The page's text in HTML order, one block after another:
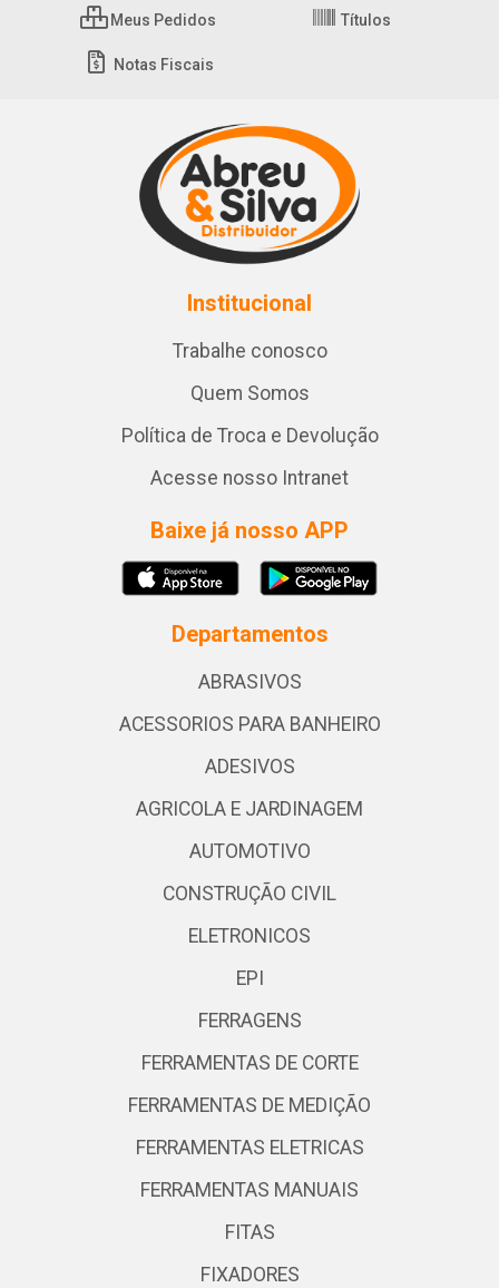
Meus Pedidos Títulos
Notas Fiscais
Institucional
Trabalhe conosco
Quem Somos
Política de Troca e Devolução
Acesse nosso Intranet
Baixe já nosso APP
Departamentos
ABRASIVOS
ACESSORIOS PARA BANHEIRO
ADESIVOS
AGRICOLA E JARDINAGEM
AUTOMOTIVO
CONSTRUÇÃO CIVIL
ELETRONICOS
EPI
FERRAGENS
FERRAMENTAS DE CORTE
FERRAMENTAS DE MEDIÇÃO
FERRAMENTAS ELETRICAS
FERRAMENTAS MANUAIS
FITAS
FIXADORES